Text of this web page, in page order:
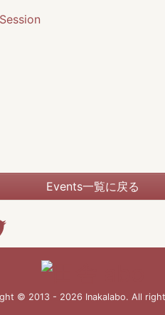
Events一覧に戻る
© 2013 - 2026 Inakalabo. All